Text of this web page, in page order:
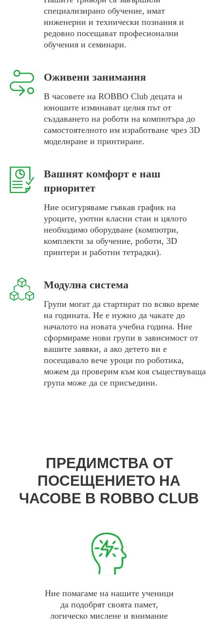
специализирано обучение, имат
инженерни и технически познания и
редовно посещават професионални
обучения и семинари.
Оживени занимания
В часовете на ROBBO Club децата и
юношите изминават целия път от
създаването на роботи на компютъра до
самостоятелното им изработване чрез 3D
моделиране и принтиране.
Вашият комфорт е наш
приоритет
Ние осигуряваме гъвкав график на
уроците, уютни класни стаи и цялото
необходимо оборудване (компютри,
комплекти за обучение, роботи, 3D
принтери и работни тетрадки).
Модулна система
Групи могат да стартират по всяко време
на годината. Не е нужно да чакате до
началото на новата учебна година. Ние
сформираме нови групи в зависимост от
вашите заявки, а ако детето ви е
посещавало вече уроци по роботика,
можем да проверим към коя съществуваща
група може да се присъедини.
ПРЕДИМСТВА ОТ
ПОСЕЩЕНИЕТО НА
ЧАСОВЕ В ROBBO CLUB
Ние помагаме на нашите ученици
да подобрят своята памет,
логическо мислене и внимание